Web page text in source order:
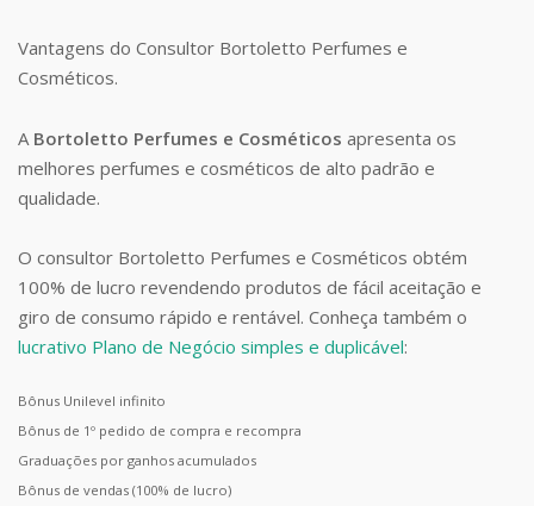
Vantagens do Consultor Bortoletto Perfumes e
Cosméticos.
A Bortoletto Perfumes e Cosméticos apresenta os
melhores perfumes e cosméticos de alto padrão e
qualidade.
O consultor Bortoletto Perfumes e Cosméticos obtém
100% de lucro revendendo produtos de fácil aceitação e
giro de consumo rápido e rentável. Conheça também o
lucrativo Plano de Negócio simples e duplicável:
Bônus Unilevel infinito
Bônus de 1º pedido de compra e recompra
Graduações por ganhos acumulados
Bônus de vendas (100% de lucro)